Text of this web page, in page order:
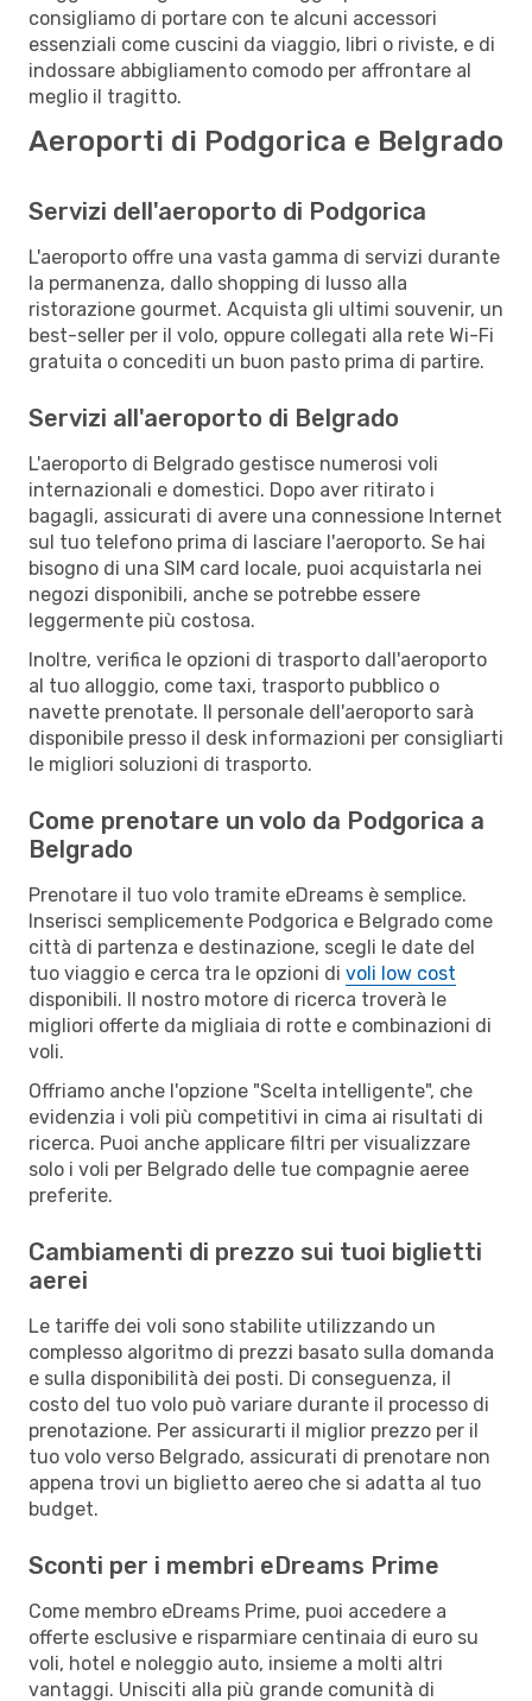
consigliamo di portare con te alcuni accessori
essenziali come cuscini da viaggio, libri o riviste, e di
indossare abbigliamento comodo per affrontare al
meglio il tragitto.
Aeroporti di Podgorica e Belgrado
Servizi dell'aeroporto di Podgorica
L'aeroporto offre una vasta gamma di servizi durante
la permanenza, dallo shopping di lusso alla
ristorazione gourmet. Acquista gli ultimi souvenir, un
best-seller per il volo, oppure collegati alla rete Wi-Fi
gratuita o concediti un buon pasto prima di partire.
Servizi all'aeroporto di Belgrado
L'aeroporto di Belgrado gestisce numerosi voli
internazionali e domestici. Dopo aver ritirato i
bagagli, assicurati di avere una connessione Internet
sul tuo telefono prima di lasciare l'aeroporto. Se hai
bisogno di una SIM card locale, puoi acquistarla nei
negozi disponibili, anche se potrebbe essere
leggermente più costosa.
Inoltre, verifica le opzioni di trasporto dall'aeroporto
al tuo alloggio, come taxi, trasporto pubblico o
navette prenotate. Il personale dell'aeroporto sarà
disponibile presso il desk informazioni per consigliarti
le migliori soluzioni di trasporto.
Come prenotare un volo da Podgorica a
Belgrado
Prenotare il tuo volo tramite eDreams è semplice.
Inserisci semplicemente Podgorica e Belgrado come
città di partenza e destinazione, scegli le date del
tuo viaggio e cerca tra le opzioni di voli low cost
disponibili. Il nostro motore di ricerca troverà le
migliori offerte da migliaia di rotte e combinazioni di
voli.
Offriamo anche l'opzione "Scelta intelligente", che
evidenzia i voli più competitivi in cima ai risultati di
ricerca. Puoi anche applicare filtri per visualizzare
solo i voli per Belgrado delle tue compagnie aeree
preferite.
Cambiamenti di prezzo sui tuoi biglietti
aerei
Le tariffe dei voli sono stabilite utilizzando un
complesso algoritmo di prezzi basato sulla domanda
e sulla disponibilità dei posti. Di conseguenza, il
costo del tuo volo può variare durante il processo di
prenotazione. Per assicurarti il miglior prezzo per il
tuo volo verso Belgrado, assicurati di prenotare non
appena trovi un biglietto aereo che si adatta al tuo
budget.
Sconti per i membri eDreams Prime
Come membro eDreams Prime, puoi accedere a
offerte esclusive e risparmiare centinaia di euro su
voli, hotel e noleggio auto, insieme a molti altri
vantaggi. Unisciti alla più grande comunità di